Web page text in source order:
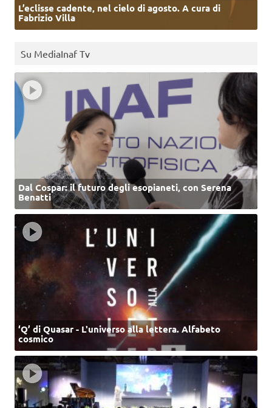
L’eclisse cadente, nel cielo di agosto. A cura di
Fabrizio Villa
Su MediaInaf Tv
Dal Cospar: il futuro degli esopianeti, con Serena
Benatti
‘Q’ di Quasar - L'universo alla lettera. Alfabeto
cosmico